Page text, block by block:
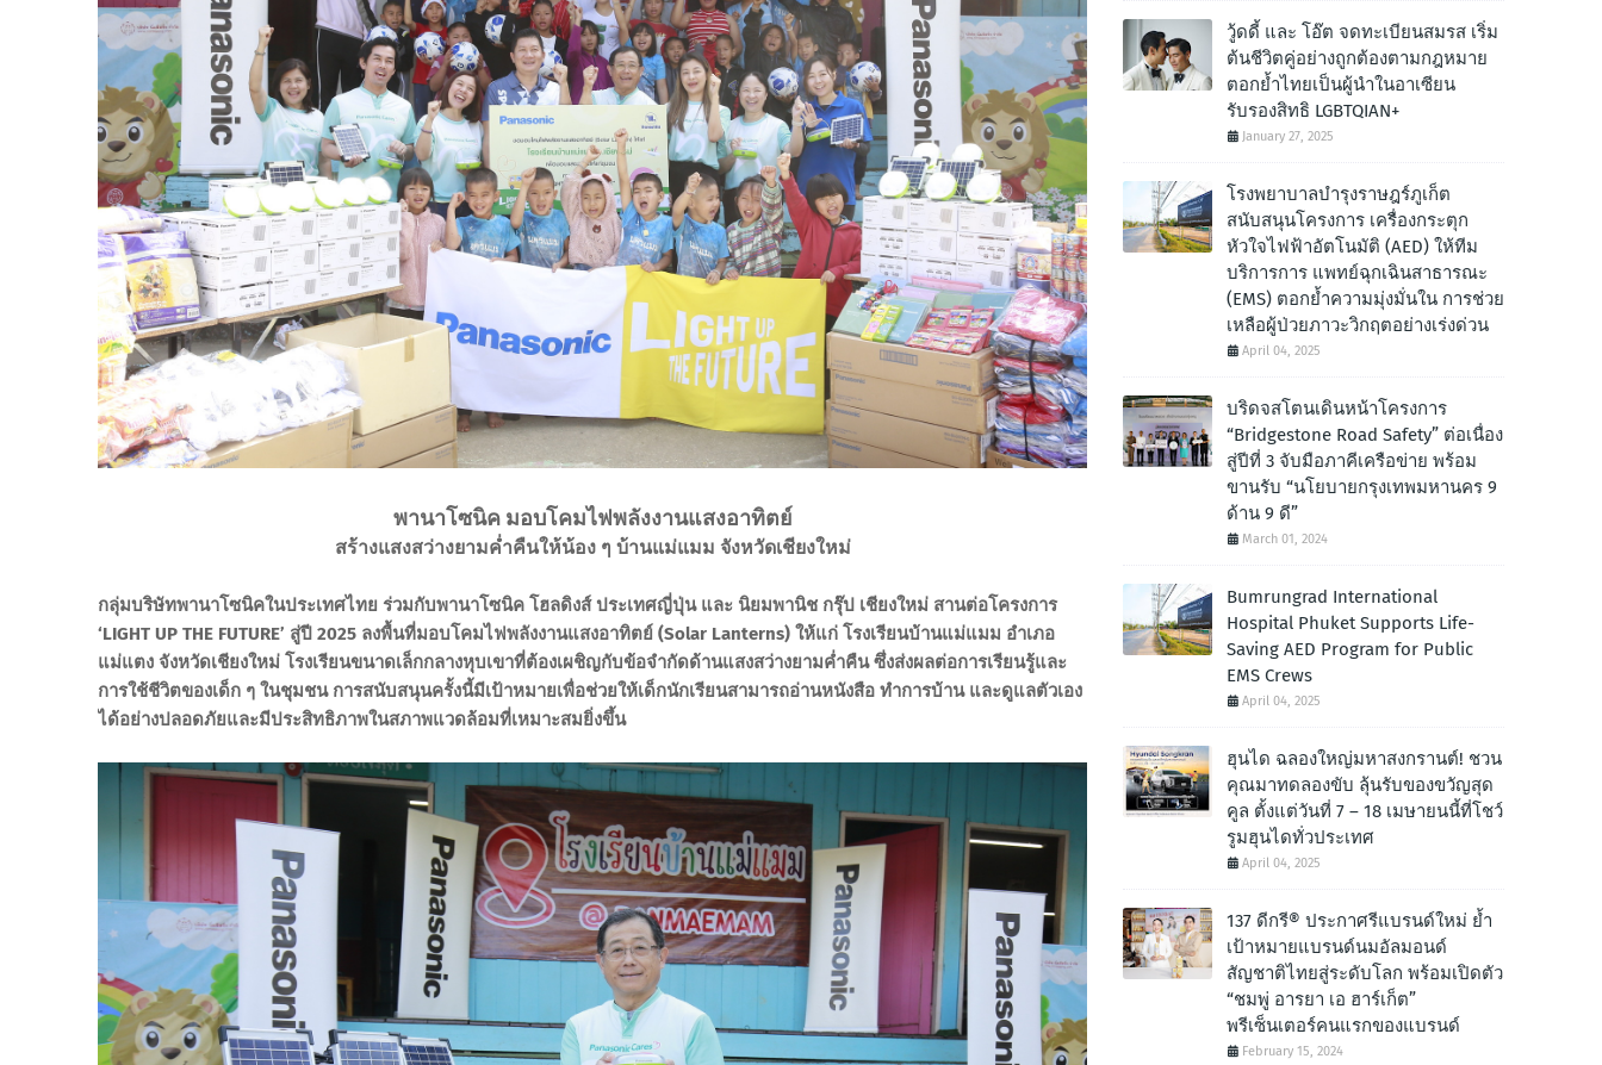
พานาโซนิค มอบโคมไฟพลังงานแสงอาทิตย์
สร้างแสงสว่างยามค่ำคืนให้น้อง ๆ บ้านแม่แมม จังหวัดเชียงใหม่
กลุ่มบริษัทพานาโซนิคในประเทศไทย ร่วมกับพานาโซนิค โฮลดิงส์ ประเทศญี่ปุ่น และ นิยมพานิช กรุ๊ป เชียงใหม่ สานต่อโครงการ
‘LIGHT UP THE FUTURE’ สู่ปี 2025 ลงพื้นที่มอบโคมไฟพลังงานแสงอาทิตย์ (Solar Lanterns) ให้แก่ โรงเรียนบ้านแม่แมม อำเภอ
แม่แตง จังหวัดเชียงใหม่ โรงเรียนขนาดเล็กกลางหุบเขาที่ต้องเผชิญกับข้อจำกัดด้านแสงสว่างยามค่ำคืน ซึ่งส่งผลต่อการเรียนรู้และ
การใช้ชีวิตของเด็ก ๆ ในชุมชน การสนับสนุนครั้งนี้มีเป้าหมายเพื่อช่วยให้เด็กนักเรียนสามารถอ่านหนังสือ ทำการบ้าน และดูแลตัวเอง
ได้อย่างปลอดภัยและมีประสิทธิภาพในสภาพแวดล้อมที่เหมาะสมยิ่งขึ้น
วู้ดดี้ และ โอ๊ต จดทะเบียนสมรส เริ่ม
ต้นชีวิตคู่อย่างถูกต้องตามกฎหมาย
ตอกย้ำไทยเป็นผู้นำในอาเซียน
รับรองสิทธิ LGBTQIAN+
January 27, 2025
โรงพยาบาลบำรุงราษฎร์ภูเก็ต
สนับสนุนโครงการ เครื่องกระตุก
หัวใจไฟฟ้าอัตโนมัติ (AED) ให้ทีม
บริการการ แพทย์ฉุกเฉินสาธารณะ
(EMS) ตอกย้ำความมุ่งมั่นใน การช่วย
เหลือผู้ป่วยภาวะวิกฤตอย่างเร่งด่วน
April 04, 2025
บริดจสโตนเดินหน้าโครงการ
“Bridgestone Road Safety” ต่อเนื่อง
สู่ปีที่ 3 จับมือภาคีเครือข่าย พร้อม
ขานรับ “นโยบายกรุงเทพมหานคร 9
ด้าน 9 ดี”
March 01, 2024
Bumrungrad International
Hospital Phuket Supports Life-
Saving AED Program for Public
EMS Crews
April 04, 2025
ฮุนได ฉลองใหญ่มหาสงกรานต์! ชวน
คุณมาทดลองขับ ลุ้นรับของขวัญสุด
คูล ตั้งแต่วันที่ 7 – 18 เมษายนนี้ที่โชว์
รูมฮุนไดทั่วประเทศ
April 04, 2025
137 ดีกรี® ประกาศรีแบรนด์ใหม่ ย้ำ
เป้าหมายแบรนด์นมอัลมอนด์
สัญชาติไทยสู่ระดับโลก พร้อมเปิดตัว
“ชมพู่ อารยา เอ ฮาร์เก็ต”
พรีเซ็นเตอร์คนแรกของแบรนด์
February 15, 2024